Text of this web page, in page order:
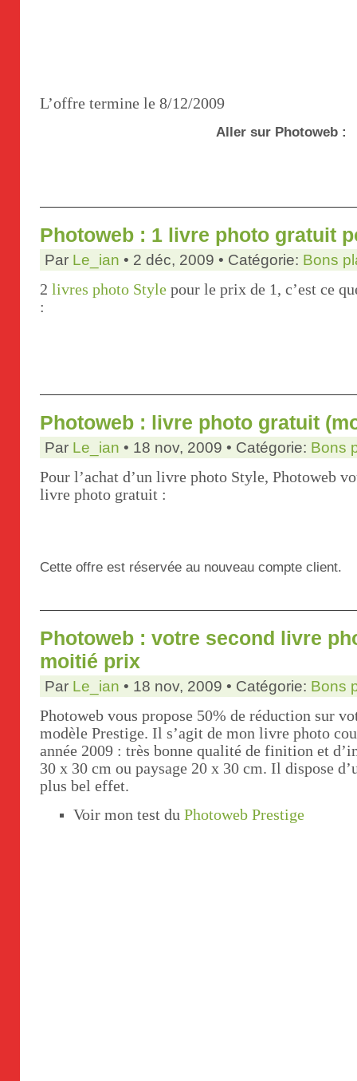
L’offre termine le 8/12/2009
Aller sur Photoweb :
Photoweb : 1 livre photo gratuit
Par Le_ian • 2 déc, 2009 • Catégorie: Bons
2 livres photo Style pour le prix de 1, c’est ce
:
Photoweb : livre photo gratuit
Par Le_ian • 18 nov, 2009 • Catégorie: Bons
Pour l’achat d’un livre photo Style, Photoweb
livre photo gratuit :
Cette offre est réservée au nouveau compte client.
Photoweb : votre second livre
moitié prix
Par Le_ian • 18 nov, 2009 • Catégorie: Bons
Photoweb vous propose 50% de réduction sur
modèle Prestige. Il s’agit de mon livre photo
année 2009 : très bonne qualité de finition et
30 x 30 cm ou paysage 20 x 30 cm. Il dispose
plus bel effet.
Voir mon test du Photoweb Prestige